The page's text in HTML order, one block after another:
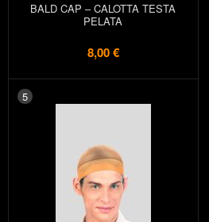
BALD CAP – CALOTTA TESTA
PELATA
8,00 €
5